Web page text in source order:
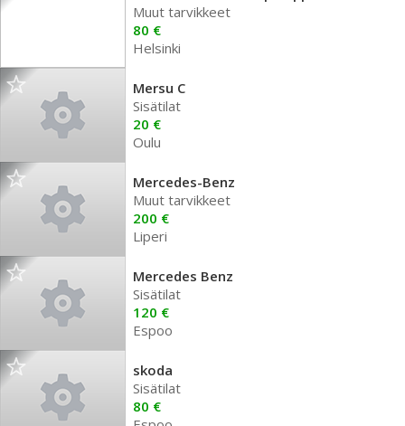
Muut tarvikkeet
80 €
Helsinki
Mersu C
Sisätilat
20 €
Oulu
Mercedes-Benz
Muut tarvikkeet
200 €
Liperi
Mercedes Benz
Sisätilat
120 €
Espoo
skoda
Sisätilat
80 €